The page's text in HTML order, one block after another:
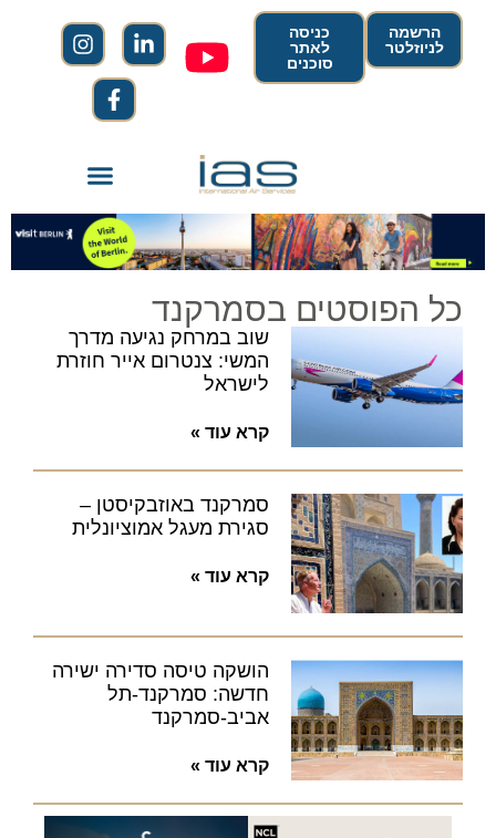
הרשמה
לניוזלטר
כניסה
לאתר
סוכנים
כל הפוסטים בסמרקנד
שוב במרחק נגיעה מדרך
המשי: צנטרום אייר חוזרת
לישראל
קרא עוד »
סמרקנד באוזבקיסטן –
סגירת מעגל אמוציונלית
קרא עוד »
הושקה טיסה סדירה ישירה
חדשה: סמרקנד-תל
אביב-סמרקנד
קרא עוד »